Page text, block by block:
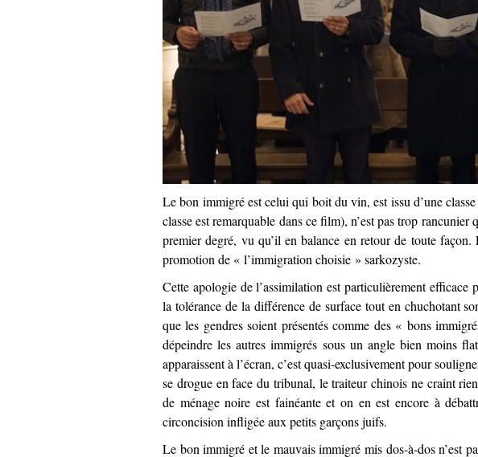
Le bon immigré est celui qui boit du vin, est issu d’une
classe est remarquable dans ce film), n’est pas trop
premier degré, vu qu’il en balance en retour de toute
promotion de « l’immigration choisie » sarkozyste.
Cette apologie de l’assimilation est particulièrement efficace
la tolérance de la différence de surface tout en chuchotant
que les gendres soient présentés comme des « bons
dépeindre les autres immigrés sous un angle bien moins
apparaissent à l’écran, c’est quasi-exclusivement pour
se drogue en face du tribunal, le traiteur chinois ne craint
de ménage noire est fainéante et on en est encore à
circoncision infligée aux petits garçons juifs.
Le bon immigré et le mauvais immigré mis dos-à-dos n’est